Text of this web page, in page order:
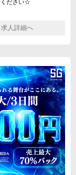
ください☆
求人詳細へ